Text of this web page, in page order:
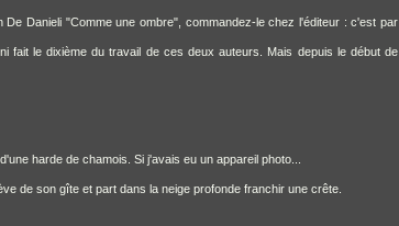
Danieli "Comme une ombre", commandez-le chez l'éditeur : c'est par
fait le dixième du travail de ces deux auteurs. Mais depuis le début de
harde de chamois. Si j'avais eu un appareil photo...
de son gîte et part dans la neige profonde franchir une crête.